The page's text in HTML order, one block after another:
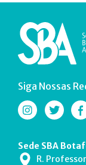
Siga Nossas
Sede SBA
R.